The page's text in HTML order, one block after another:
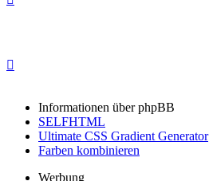
Informationen über phpBB
SELFHTML
Ultimate CSS Gradient Generator
Farben kombinieren
Werbung